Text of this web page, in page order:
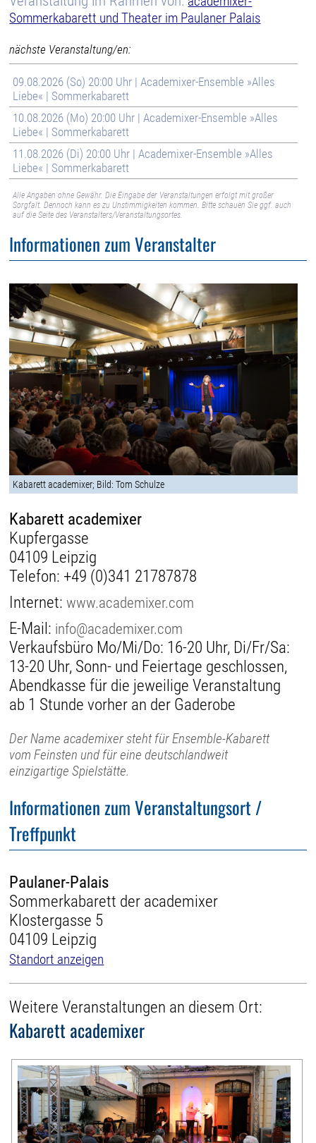
Sommerkabarett und Theater im Paulaner Palais
nächste Veranstaltung/en:
09.08.2026 (So) 20:00 Uhr | Academixer-Ensemble »Alles
Liebe« | Sommerkabarett
10.08.2026 (Mo) 20:00 Uhr | Academixer-Ensemble »Alles
Liebe« | Sommerkabarett
11.08.2026 (Di) 20:00 Uhr | Academixer-Ensemble »Alles
Liebe« | Sommerkabarett
Alle Angaben ohne Gewähr. Die Eingabe der Veranstaltungen erfolgt mit großer
Sorgfalt. Dennoch kann es zu Unstimmigkeiten kommen. Bitte schauen Sie ggf. auch
auf die Seite des Veranstalters/Veranstaltungsortes.
Informationen zum Veranstalter
Kabarett academixer; Bild: Tom Schulze
Kabarett academixer
Kupfergasse
04109 Leipzig
Telefon: +49 (0)341 21787878
Internet:www.academixer.com
E-Mail: info@academixer.com
Verkaufsbüro Mo/Mi/Do: 16-20 Uhr, Di/Fr/Sa:
13-20 Uhr, Sonn- und Feiertage geschlossen,
Abendkasse für die jeweilige Veranstaltung
ab 1 Stunde vorher an der Gaderobe
Der Name academixer steht für Ensemble-Kabarett
vom Feinsten und für eine deutschlandweit
einzigartige Spielstätte.
Informationen zum Veranstaltungsort /
Treffpunkt
Paulaner-Palais
Sommerkabarett der academixer
Klostergasse 5
04109 Leipzig
Standort anzeigen
Weitere Veranstaltungen an diesem Ort:
Kabarett academixer